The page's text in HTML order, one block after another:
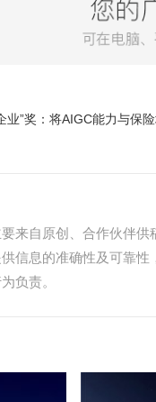
业”奖：将AIGC能力与保
要来自原创、合作伙伴
信息的准确性及可靠
负责。